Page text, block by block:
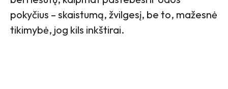
pokyčius – skaistumą, žvilgesį, be to, mažesnė
tikimybė, jog kils inkštirai.